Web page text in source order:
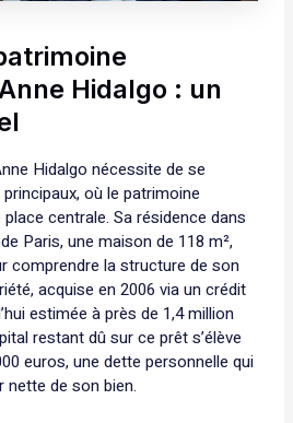
Hidalgo : un
Hidalgo nécessite de se
où le patrimoine
centrale. Sa résidence dans
Paris, une maison de 118 m²,
comprendre la structure de son
acquise en 2006 via un crédit
estimée à près de 1,4 million
restant dû sur ce prêt s’élève
euros, une dette personnelle qui
nette de son bien.